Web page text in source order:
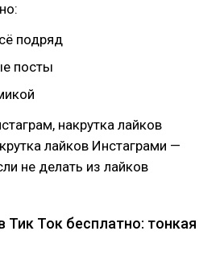
подряд
посты
накрутка лайков
лайков Инстаграми —
не делать из лайков
Тик Ток бесплатно: тонкая